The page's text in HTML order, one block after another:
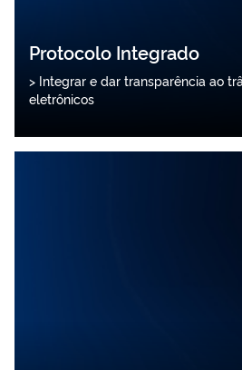
Protocolo Integrado
> Integrar e dar transparência ao
eletrônicos